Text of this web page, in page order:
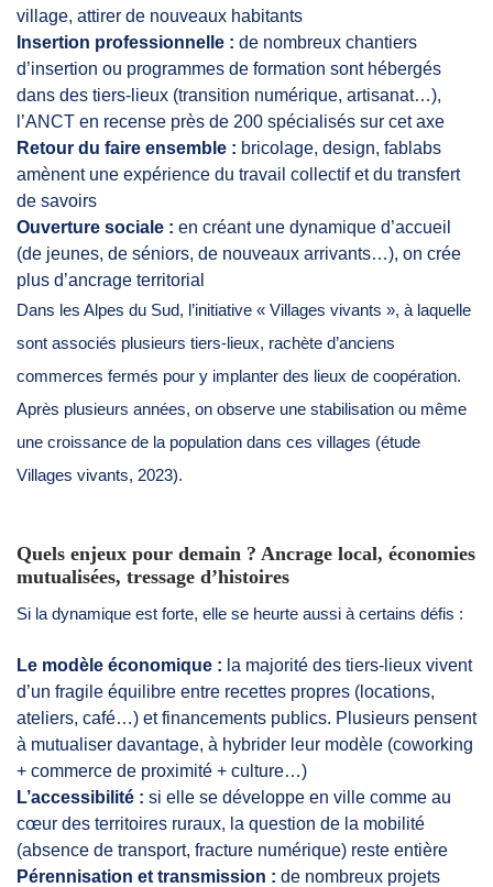
village, attirer de nouveaux habitants
Insertion professionnelle : de nombreux chantiers
d’insertion ou programmes de formation sont hébergés
dans des tiers-lieux (transition numérique, artisanat…),
l’ANCT en recense près de 200 spécialisés sur cet axe
Retour du faire ensemble : bricolage, design, fablabs
amènent une expérience du travail collectif et du transfert
de savoirs
Ouverture sociale : en créant une dynamique d’accueil
(de jeunes, de séniors, de nouveaux arrivants…), on crée
plus d’ancrage territorial
Dans les Alpes du Sud, l’initiative « Villages vivants », à laquelle
sont associés plusieurs tiers-lieux, rachète d’anciens
commerces fermés pour y implanter des lieux de coopération.
Après plusieurs années, on observe une stabilisation ou même
une croissance de la population dans ces villages (étude
Villages vivants, 2023).
Quels enjeux pour demain ? Ancrage local, économies
mutualisées, tressage d’histoires
Si la dynamique est forte, elle se heurte aussi à certains défis :
Le modèle économique : la majorité des tiers-lieux vivent
d’un fragile équilibre entre recettes propres (locations,
ateliers, café…) et financements publics. Plusieurs pensent
à mutualiser davantage, à hybrider leur modèle (coworking
+ commerce de proximité + culture…)
L’accessibilité : si elle se développe en ville comme au
cœur des territoires ruraux, la question de la mobilité
(absence de transport, fracture numérique) reste entière
Pérennisation et transmission : de nombreux projets